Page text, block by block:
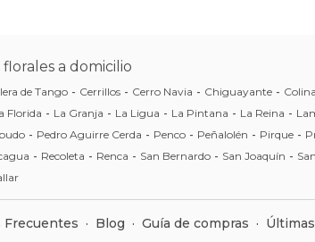
a domicilio
de Tango - Cerrillos - Cerro Navia - Chiguayante - Colina
Florida - La Granja - La Ligua - La Pintana - La Reina -
- Pedro Aguirre Cerda - Penco - Peñalolén - Pirque -
- Recoleta - Renca - San Bernardo - San Joaquín -
Frecuentes · Blog · Guía de compras ·